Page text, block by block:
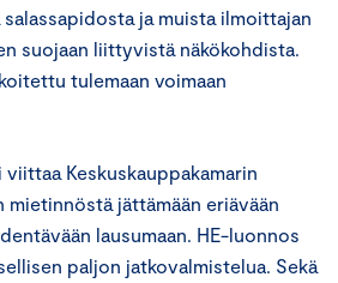
salassapidosta ja muista ilmoittajan
suojaan liittyvistä näkökohdista.
tulemaan voimaan
viittaa Keskuskauppakamarin
jättämään eriävään
lausumaan. HE-luonnos
paljon jatkovalmistelua. Sekä